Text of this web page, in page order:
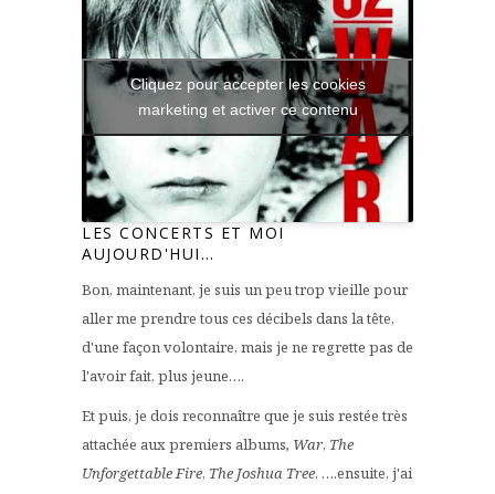
Cliquez pour accepter les cookies
marketing et activer ce contenu
LES CONCERTS ET MOI
AUJOURD'HUI…
Bon, maintenant, je suis un peu trop vieille pour
aller me prendre tous ces décibels dans la tête,
d'une façon volontaire, mais je ne regrette pas de
l'avoir fait, plus jeune….
Et puis, je dois reconnaître que je suis restée très
attachée aux premiers albums, War, The
Unforgettable Fire, The Joshua Tree, ….ensuite, j'ai